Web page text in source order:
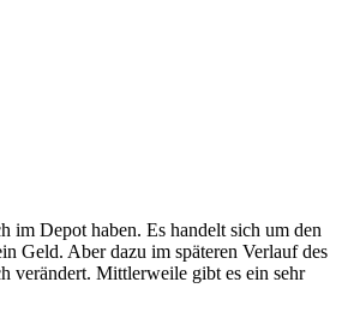
im Depot haben. Es handelt sich um den
Geld. Aber dazu im späteren Verlauf des
verändert. Mittlerweile gibt es ein sehr